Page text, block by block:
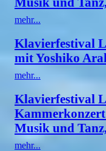
mehr...
Klavierfestival
mit Yoshiko
mehr...
Klavierfestival
Musik und
mehr...